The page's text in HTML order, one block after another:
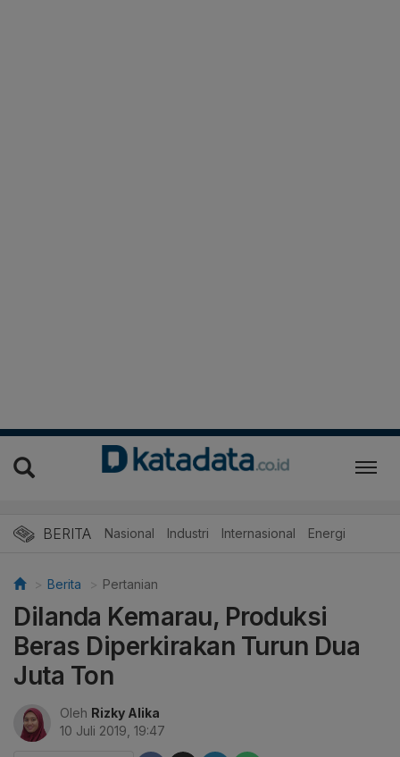
BERITA Nasional Industri Internasional Energi
Berita Pertanian
Dilanda Kemarau, Produksi
Beras Diperkirakan Turun Dua
Juta Ton
Oleh Rizky Alika
10 Juli 2019, 19:47